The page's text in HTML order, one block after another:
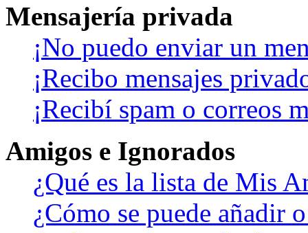
Mensajería privada
¡No puedo enviar un
¡Recibo mensajes
¡Recibí spam o correos
Amigos e Ignorados
¿Qué es la lista de Mis
¿Cómo se puede añadir